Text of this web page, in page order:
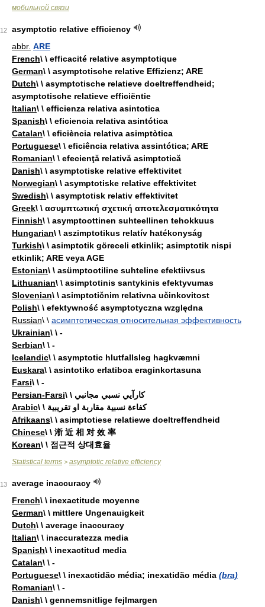
мобильной связи
12
asymptotic relative efficiency
abbr. ARE
French\ \ efficacité relative asymptotique
German\ \ asymptotische relative Effizienz; ARE
Dutch\ \ asymptotische relatieve doeltreffendheid;
asymptotische relatieve efficiëntie
Italian\ \ efficienza relativa asintotica
Spanish\ \ eficiencia relativa asintótica
Catalan\ \ eficiència relativa asimptòtica
Portuguese\ \ eficiência relativa assintótica; ARE
Romanian\ \ efecienţă relativă asimptotică
Danish\ \ asymptotiske relative effektivitet
Norwegian\ \ asymptotiske relative effektivitet
Swedish\ \ asymptotisk relativ effektivitet
Greek\ \ ασυμπτωτική σχετική αποτελεσματικότητα
Finnish\ \ asymptoottinen suhteellinen tehokkuus
Hungarian\ \ aszimptotikus relatív hatékonyság
Turkish\ \ asimptotik göreceli etkinlik; asimptotik nispi
etkinlik; ARE veya AGE
Estonian\ \ asümptootiline suhteline efektiivsus
Lithuanian\ \ asimptotinis santykinis efektyvumas
Slovenian\ \ asimptotičnim relativna učinkovitost
Polish\ \ efektywność asymptotyczna względna
Russian\ \ асимптотическая относительная эффективность
Ukrainian\ \ -
Serbian\ \ -
Icelandic\ \ asymptotic hlutfallsleg hagkvæmni
Euskara\ \ asintotiko erlatiboa eraginkortasuna
Farsi\ \ -
Persian-Farsi
\ \ کارآيي نسبي مجانبي
Arabic
\ \ كفاءة نسبية مقاربة او تقريبية
Afrikaans\ \ asimptotiese relatiewe doeltreffendheid
Chinese\ \ 淅 近 相 对 效 率
Korean\ \ 점근적 상대효율
Statistical terms > asymptotic relative efficiency
13
average inaccuracy
French\ \ inexactitude moyenne
German\ \ mittlere Ungenauigkeit
Dutch\ \ average inaccuracy
Italian\ \ inaccuratezza media
Spanish\ \ inexactitud media
Catalan\ \ -
Portuguese\ \ inexactidão média; inexatidão média (bra)
Romanian\ \ -
Danish\ \ gennemsnitlige fejlmargen